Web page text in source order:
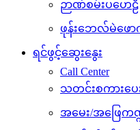
ဉာဏ်စမ်းပဟေဠိ
ဖုန်းဘေလ်မဲဖော
ရင်ဖွင့်ဆွေးနွေး
Call Center
သတင်းစကားပေ
အမေး/အဖြေက